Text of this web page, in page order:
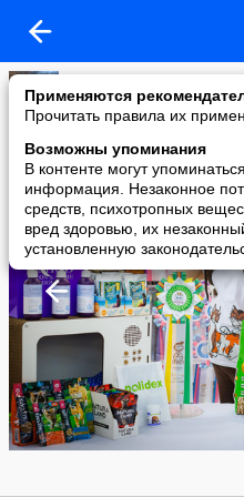
Применяются
Прочитать правила их
Возможны упоминания
В контенте могут
информация. Незаконное
средств, психотропных
вред здоровью, их
установленную
added a photo
06 May в 18:43